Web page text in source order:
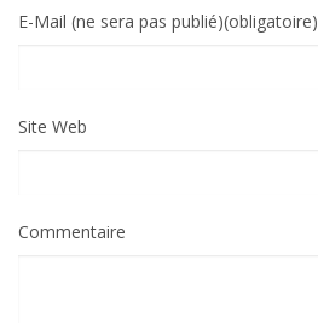
E-Mail (ne sera pas publié)(obligatoire)
Site Web
Commentaire